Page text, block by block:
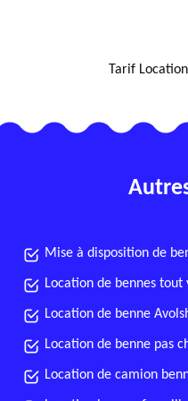
Tarif
Mise à disposition de
Location de bennes
Location de benne
Location de benne pas
Location de camion